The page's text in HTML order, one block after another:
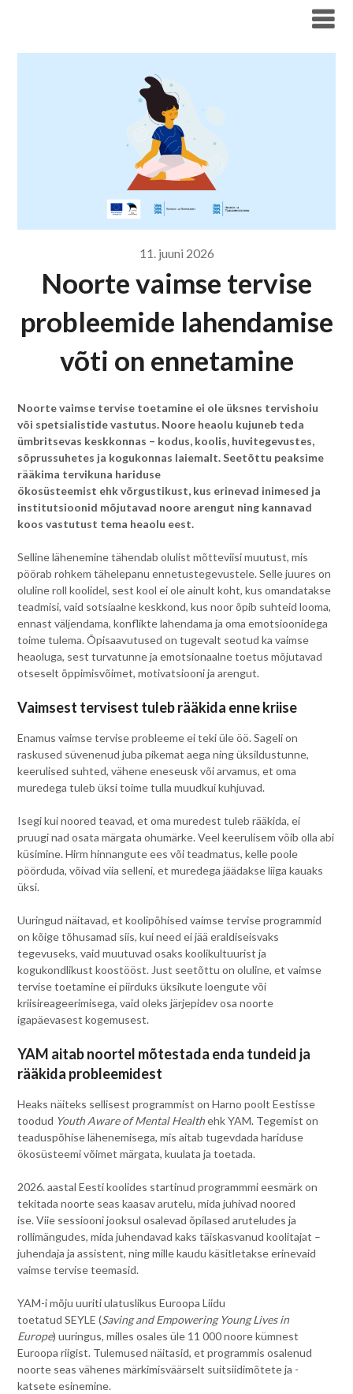
juurde
11. juuni 2026
Noorte vaimse tervise
probleemide lahendamise
võti on ennetamine
Noorte vaimse tervise toetamine ei ole üksnes tervishoiu
või spetsialistide vastutus. Noore heaolu kujuneb teda
ümbritsevas keskkonnas – kodus, koolis, huvitegevustes,
sõprussuhetes ja kogukonnas laiemalt. Seetõttu peaksime
rääkima tervikuna hariduse
ökosüsteemist ehk võrgustikust, kus erinevad inimesed ja
institutsioonid mõjutavad noore arengut ning kannavad
koos vastutust tema heaolu eest.
Selline lähenemine tähendab olulist mõtteviisi muutust, mis
pöörab rohkem tähelepanu ennetustegevustele. Selle juures on
oluline roll koolidel, sest kool ei ole ainult koht, kus omandatakse
teadmisi, vaid sotsiaalne keskkond, kus noor õpib suhteid looma,
ennast väljendama, konflikte lahendama ja oma emotsioonidega
toime tulema. Õpisaavutused on tugevalt seotud ka vaimse
heaoluga, sest turvatunne ja emotsionaalne toetus mõjutavad
otseselt õppimisvõimet, motivatsiooni ja arengut.
Vaimsest tervisest tuleb rääkida enne kriise
Enamus vaimse tervise probleeme ei teki üle öö. Sageli on
raskused süvenenud juba pikemat aega ning üksildustunne,
keerulised suhted, vähene eneseusk või arvamus, et oma
muredega tuleb üksi toime tulla muudkui kuhjuvad.
Isegi kui noored teavad, et oma muredest tuleb rääkida, ei
pruugi nad osata märgata ohumärke. Veel keerulisem võib olla abi
küsimine. Hirm hinnangute ees või teadmatus, kelle poole
pöörduda, võivad viia selleni, et muredega jäädakse liiga kauaks
üksi.
Uuringud näitavad, et koolipõhised vaimse tervise programmid
on kõige tõhusamad siis, kui need ei jää eraldiseisvaks
tegevuseks, vaid muutuvad osaks koolikultuurist ja
kogukondlikust koostööst. Just seetõttu on oluline, et vaimse
tervise toetamine ei piirduks üksikute loengute või
kriisireageerimisega, vaid oleks järjepidev osa noorte
igapäevasest kogemusest.
YAM aitab noortel mõtestada enda tundeid ja
rääkida probleemidest
Heaks näiteks sellisest programmist on Harno poolt Eestisse
toodud Youth Aware of Mental Healthehk YAM. Tegemist on
teaduspõhise lähenemisega, mis aitab tugevdada hariduse
ökosüsteemi võimet märgata, kuulata ja toetada.
2026. aastal Eesti koolides startinud programmmi eesmärk on
tekitada noorte seas kaasav arutelu, mida juhivad noored
ise. Viie sessiooni jooksul osalevad õpilased aruteludes ja
rollimängudes, mida juhendavad kaks täiskasvanud koolitajat –
juhendaja ja assistent, ning mille kaudu käsitletakse erinevaid
vaimse tervise teemasid.
YAM-i mõju uuriti ulatuslikus Euroopa Liidu
toetatud SEYLE (Saving and Empowering Young Lives in
Europe) uuringus, milles osales üle 11 000 noore kümnest
Euroopa riigist. Tulemused näitasid, et programmis osalenud
noorte seas vähenes märkimisväärselt suitsiidimõtete ja -
katsete esinemine.